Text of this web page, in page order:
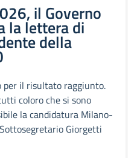
il Governo
la lettera di
della
per il risultato raggiunto.
coloro che si sono
la candidatura Milano-
Giorgetti